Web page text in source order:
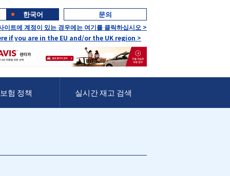
문의
한국어
이트에 계정이 있는 경우에는 여기를 클릭하십시오 >
if you are in the EU and/or the UK region >
보험 정책 실시간 재고 검색